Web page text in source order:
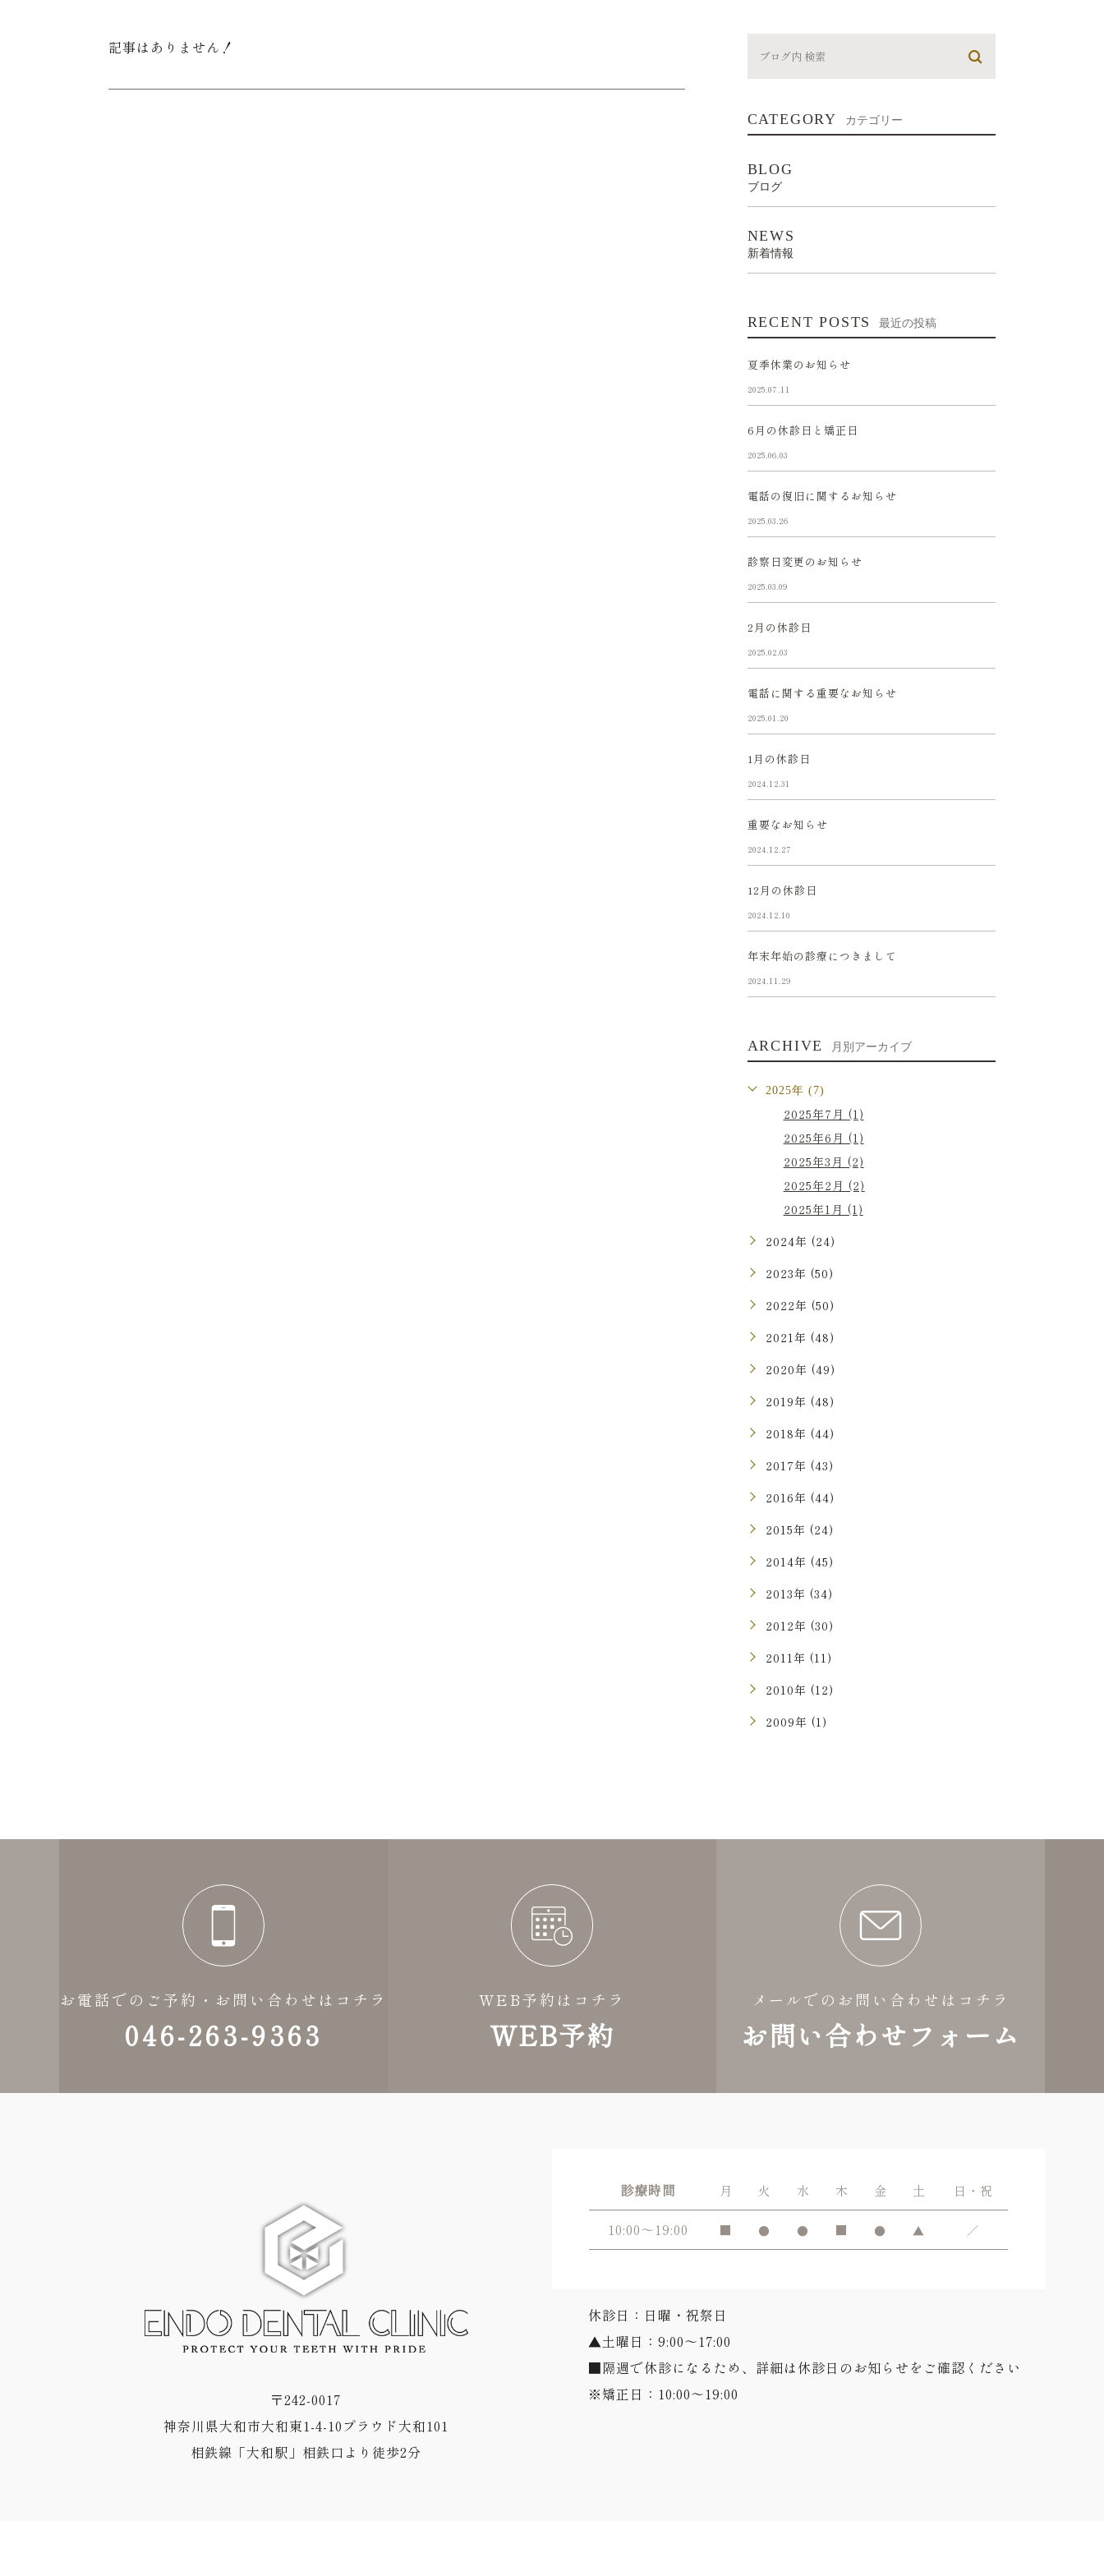
記事はありません！
CATEGORY カテゴリー
BLOG
ブログ
NEWS
新着情報
RECENT POSTS 最近の投稿
夏季休業のお知らせ
2025.07.11
6月の休診日と矯正日
2025.06.03
電話の復旧に関するお知らせ
2025.03.26
診察日変更のお知らせ
2025.03.09
2月の休診日
2025.02.03
電話に関する重要なお知らせ
2025.01.20
1月の休診日
2024.12.31
重要なお知らせ
2024.12.27
12月の休診日
2024.12.10
年末年始の診療につきまして
2024.11.29
ARCHIVE 月別アーカイブ
2025年 (7)
2025年7月 (1)
2025年6月 (1)
2025年3月 (2)
2025年2月 (2)
2025年1月 (1)
2024年 (24)
2023年 (50)
2022年 (50)
2021年 (48)
2020年 (49)
2019年 (48)
2018年 (44)
2017年 (43)
2016年 (44)
2015年 (24)
2014年 (45)
2013年 (34)
2012年 (30)
2011年 (11)
2010年 (12)
2009年 (1)
お電話でのご予約・お問い合わせはコチラ
046-263-9363
WEB予約はコチラ
WEB予約
メールでのお問い合わせはコチラ
お問い合わせフォーム
〒242-0017
神奈川県大和市大和東1-4-10プラウド大和101
相鉄線「大和駅」相鉄口より徒歩2分
診療時間 月 火 水 木 金 土 日・祝
10:00～19:00 ■ ● ● ■ ● ▲ ／
休診日：日曜・祝祭日
▲土曜日：9:00～17:00
■隔週で休診になるため、詳細は休診日のお知らせをご確認ください
※矯正日：10:00～19:00